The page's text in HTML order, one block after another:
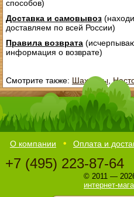
способов)
Доставка и самовывоз
доставляем по всей России)
Правила возврата
информация о возврате)
Смотрите также: Шахматы,
О компании Оплата и
+7 (495) 223-87-64
© 2011 —
интернет-